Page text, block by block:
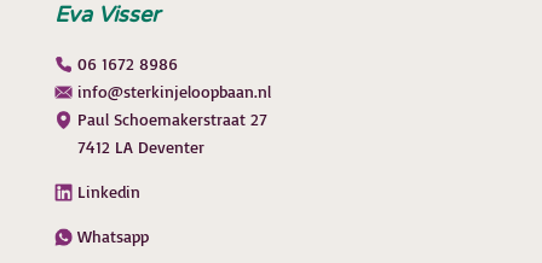
Eva Visser
06 1672 8986
info@sterkinjeloopbaan.nl
Paul Schoemakerstraat 27
7412 LA Deventer
Linkedin
Whatsapp